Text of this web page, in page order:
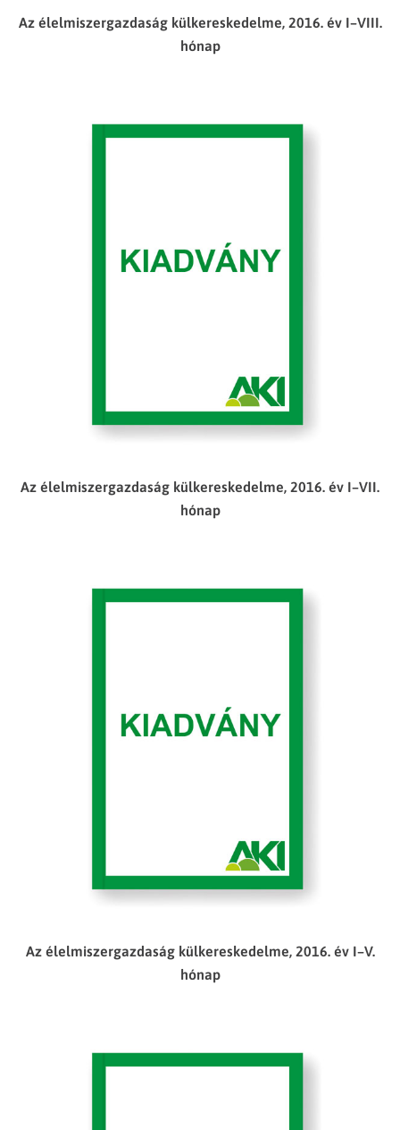
Az élelmiszergazdaság külkereskedelme, 2016. év I–VIII.
hónap
Az élelmiszergazdaság külkereskedelme, 2016. év I–VII.
hónap
Az élelmiszergazdaság külkereskedelme, 2016. év I–V.
hónap